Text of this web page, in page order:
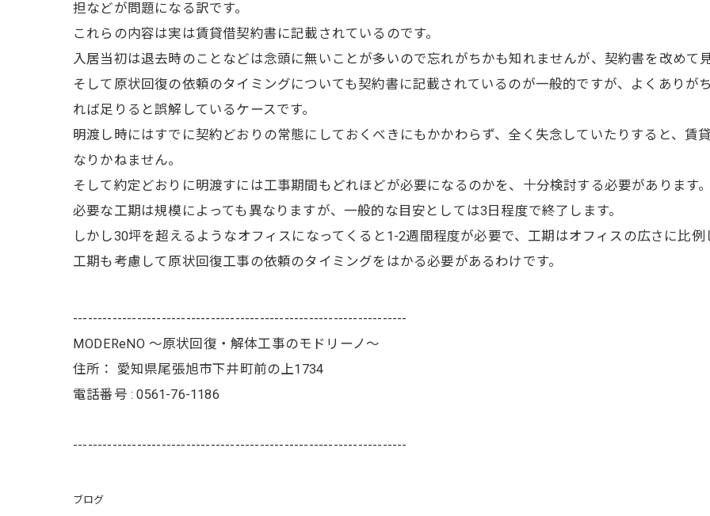
担などが問題になる訳です。
これらの内容は実は賃貸借契約書に記載されているのです。
入居当初は退去時のことなどは念頭に無いことが多いので忘れがちかも知れませんが、契約書を改めて
そして原状回復の依頼のタイミングについても契約書に記載されているのが一般的ですが、よくありが
れば足りると誤解しているケースです。
明渡し時にはすでに契約どおりの常態にしておくべきにもかかわらず、全く失念していたりすると、賃
なりかねません。
そして約定どおりに明渡すには工事期間もどれほどが必要になるのかを、十分検討する必要があります。
必要な工期は規模によっても異なりますが、一般的な目安としては3日程度で終了します。
しかし30坪を超えるようなオフィスになってくると1-2週間程度が必要で、工期はオフィスの広さに比例
工期も考慮して原状回復工事の依頼のタイミングをはかる必要があるわけです。
--------------------------------------------------------------------
MODEReNO ～原状回復・解体工事のモドリーノ～
住所： 愛知県尾張旭市下井町前の上1734
電話番号 :0561-76-1186
--------------------------------------------------------------------
ブログ